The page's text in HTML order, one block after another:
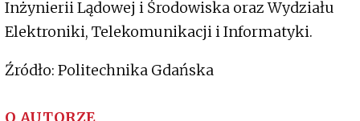
Inżynierii Lądowej i Środowiska oraz Wydziału
Elektroniki, Telekomunikacji i Informatyki.
Źródło: Politechnika Gdańska